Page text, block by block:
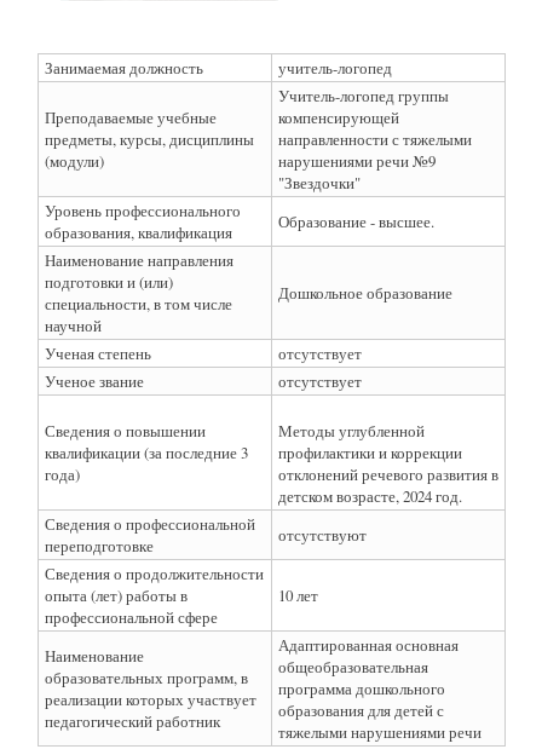
Занимаемая должность учитель-логопед
Преподаваемые учебные
предметы, курсы, дисциплины
(модули)
Учитель-логопед группы
компенсирующей
направленности с тяжелыми
нарушениями речи №9
"Звездочки"
Уровень профессионального
образования, квалификация
Образование - высшее.
Наименование направления
подготовки и (или)
специальности, в том числе
научной
Дошкольное образование
Ученая степень
отсутствует
Ученое звание
отсутствует
Сведения о повышении
квалификации (за последние 3
года)
Методы углубленной
профилактики и коррекции
отклонений речевого развития в
детском возрасте, 2024 год.
Сведения о профессиональной
переподготовке
отсутствуют
Сведения о продолжительности
опыта (лет) работы в
профессиональной сфере
10 лет
Наименование
образовательных программ, в
реализации которых участвует
педагогический работник
Адаптированная основная
общеобразовательная
программа дошкольного
образования для детей с
тяжелыми нарушениями речи